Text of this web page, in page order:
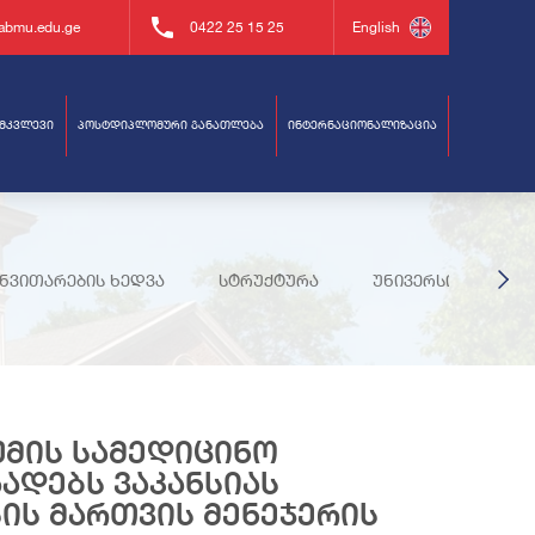
English
0422 25 15 25
პერსონალი
პოსტდიპლომური განათლება ინტერნაციონალიზაცია
ხედვა სტრუქტურა უნივერსიტეტის
სამედიცინო
ვაკანსიას
მართვის მენეჯერის